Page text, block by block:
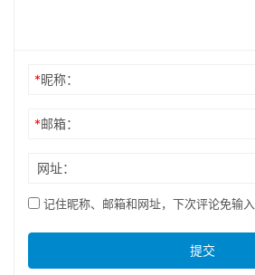
*昵称：
*邮箱：
网址：
记住昵称、邮箱和网址，下次评论免输入
提交